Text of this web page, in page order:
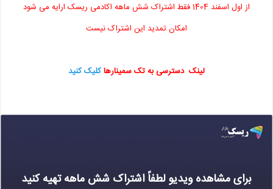
از اول اسفند 1404 فقط اشتراک شش ماهه اکادمی ریسک ارایه می شود
امکان تمدید این اشتراک نیست
لینک دسترسی به تک سمینارهاکلیک کنید
برای مشاهده ویدیو لطفاً اشتراک شش ماهه تهیه کنید